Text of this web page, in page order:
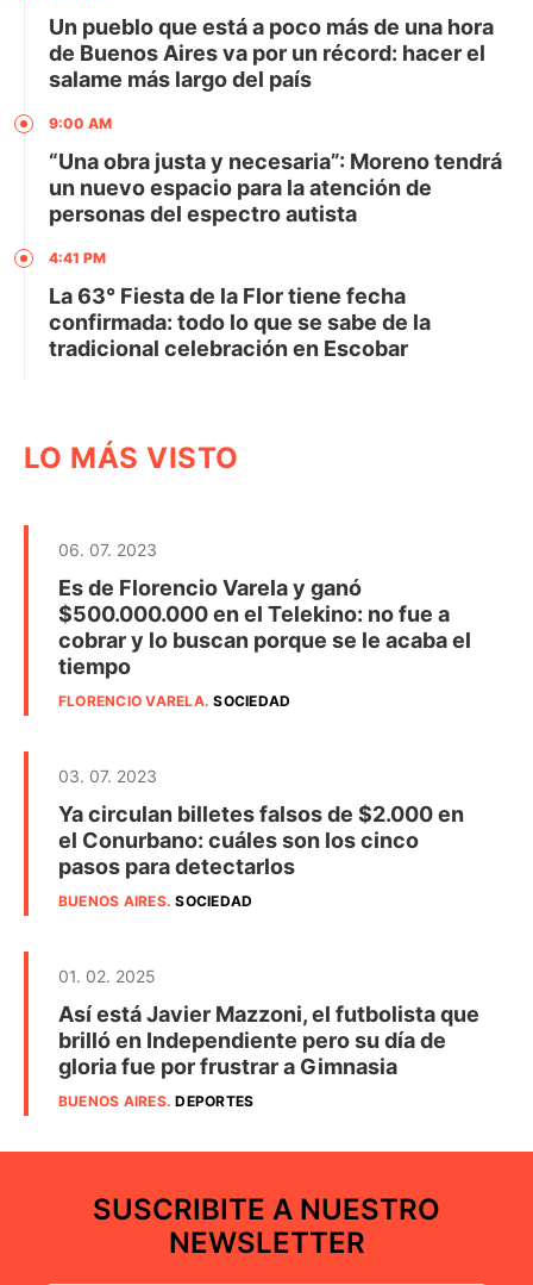
Un pueblo que está a poco más de una hora
de Buenos Aires va por un récord: hacer el
salame más largo del país
9:00 AM
“Una obra justa y necesaria”: Moreno tendrá
un nuevo espacio para la atención de
personas del espectro autista
4:41 PM
La 63° Fiesta de la Flor tiene fecha
confirmada: todo lo que se sabe de la
tradicional celebración en Escobar
LO MÁS VISTO
06. 07. 2023
Es de Florencio Varela y ganó
$500.000.000 en el Telekino: no fue a
cobrar y lo buscan porque se le acaba el
tiempo
FLORENCIO VARELA.SOCIEDAD
03. 07. 2023
Ya circulan billetes falsos de $2.000 en
el Conurbano: cuáles son los cinco
pasos para detectarlos
BUENOS AIRES.SOCIEDAD
01. 02. 2025
Así está Javier Mazzoni, el futbolista que
brilló en Independiente pero su día de
gloria fue por frustrar a Gimnasia
BUENOS AIRES.DEPORTES
SUSCRIBITE A NUESTRO
NEWSLETTER